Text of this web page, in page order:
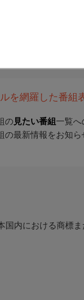
を網羅した番組
の 見たい番組 一覧へ
の最新情報をお知ら
内における商標ま